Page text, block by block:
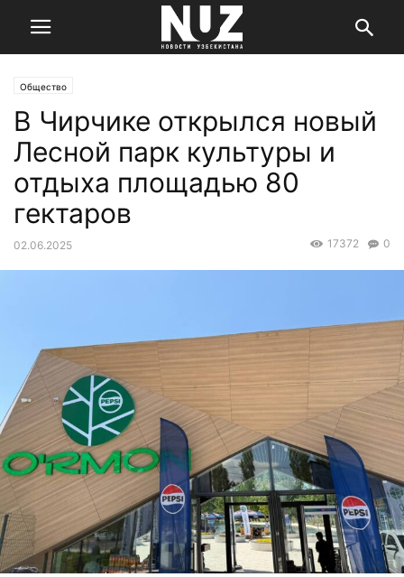
Общество
В Чирчике открылся новый
Лесной парк культуры и
отдыха площадью 80
гектаров
02.06.2025 0
17372